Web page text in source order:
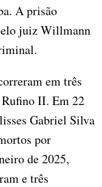
A prisão
juiz Willmann
em três
II. Em 22
Gabriel Silva
por
de 2025,
e três